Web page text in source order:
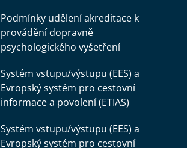
Podmínky udělení akreditace k
provádění dopravně
psychologického vyšetření
Systém vstupu/výstupu (EES) a
Evropský systém pro cestovní
informace a povolení (ETIAS)
Systém vstupu/výstupu (EES) a
Evropský systém pro cestovní